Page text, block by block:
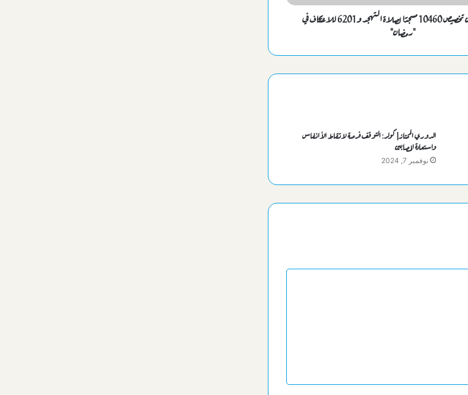
السيسي يهنئ بطلات مصر ببلوغ قبل نهائي
مصر تتحدي الصين بعد قليل سعياً لنصف نهائي مونديال اليد للناشئات
الشريف تستقبل مسئولي الأوليمبي لدعم النادي في أزمته
الأوقاف تعلن تخصيص 10460 مسجدًا لصلاة التهجد و6201 للاعتكاف في
"رمضان"
الدوري الممتاز| كولر: التوقف فرصة لاتقاط الأانفاس
واستعادة المصابين
نوفمبر 7, 2024